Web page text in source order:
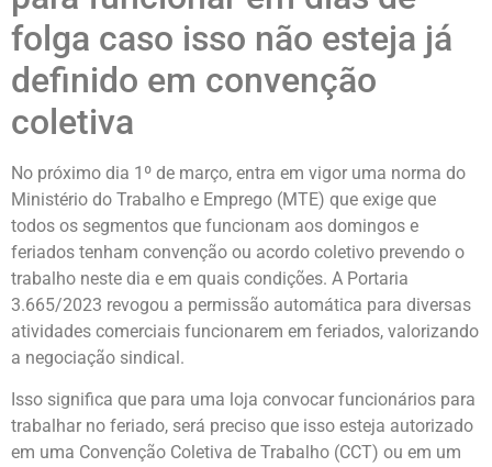
folga caso isso não esteja já
definido em convenção
coletiva
No próximo dia 1º de março, entra em vigor uma norma do
Ministério do Trabalho e Emprego (MTE) que exige que
todos os segmentos que funcionam aos domingos e
feriados tenham convenção ou acordo coletivo prevendo o
trabalho neste dia e em quais condições. A Portaria
3.665/2023 revogou a permissão automática para diversas
atividades comerciais funcionarem em feriados, valorizando
a negociação sindical.
Isso significa que para uma loja convocar funcionários para
trabalhar no feriado, será preciso que isso esteja autorizado
em uma Convenção Coletiva de Trabalho (CCT) ou em um